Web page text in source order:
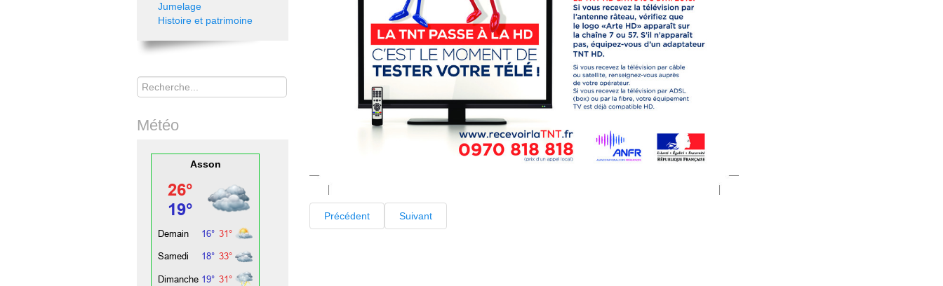
Précédent Suivant
Jumelage
Histoire et patrimoine
Rechercher
Météo
Asson